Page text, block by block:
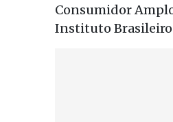
Consumidor
Instituto Brasileiro